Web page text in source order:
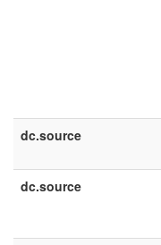
dc.source
dc.source